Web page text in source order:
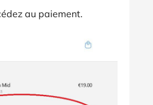
au paiement.